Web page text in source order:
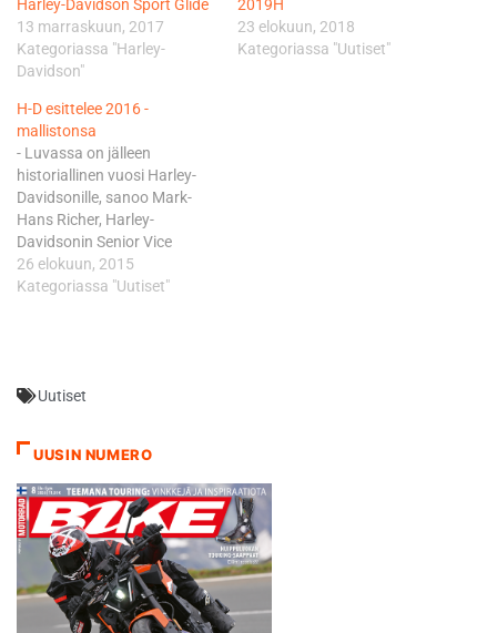
Harley-Davidson Sport Glide
13 marraskuun, 2017
Kategoriassa "Harley-
Davidson"
2019H
23 elokuun, 2018
Kategoriassa "Uutiset"
H-D esittelee 2016 -
mallistonsa
- Luvassa on jälleen
historiallinen vuosi Harley-
Davidsonille, sanoo Mark-
Hans Richer, Harley-
Davidsonin Senior Vice
President ja Chief Marketing
Officer. - Esittelemme
mallit nostavat Dark Custom
tasolle. Ne ovat tämän
suuntauksen
tyylipuhtaimmat edustajat
sitten vuoden…
26 elokuun, 2015
Kategoriassa "Uutiset"
Uutiset
UUSIN NUMERO